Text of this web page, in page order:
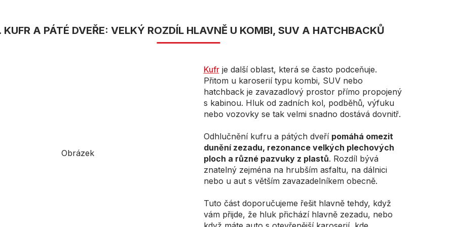
KUFR A PÁTÉ DVEŘE: VELKÝ ROZDÍL HLAVNĚ U KOMBI, SUV A HATCHBACKŮ
Kufrje další oblast, která se často podceňuje.
Přitom u karoserií typu kombi, SUV nebo
hatchback je zavazadlový prostor přímo propojený
s kabinou. Hluk od zadních kol, podběhů, výfuku
nebo vozovky se tak velmi snadno dostává dovnitř.
Odhlučnění kufru a pátých dveří pomáhá omezit
dunění zezadu, rezonance velkých plechových
ploch a různé pazvuky z plastů. Rozdíl bývá
znatelný zejména na hrubším asfaltu, na dálnici
nebo u aut s větším zavazadelníkem obecně.
Tuto část doporučujeme řešit hlavně tehdy, když
vám přijde, že hluk přichází hlavně zezadu, nebo